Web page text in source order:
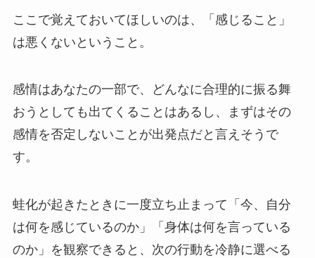
ここで覚えておいてほしいのは、「感じること」
は悪くないということ。
感情はあなたの一部で、どんなに合理的に振る舞
おうとしても出てくることはあるし、まずはその
感情を否定しないことが出発点だと言えそうで
す。
蛙化が起きたときに一度立ち止まって「今、自分
は何を感じているのか」「身体は何を言っている
のか」を観察できると、次の行動を冷静に選べる